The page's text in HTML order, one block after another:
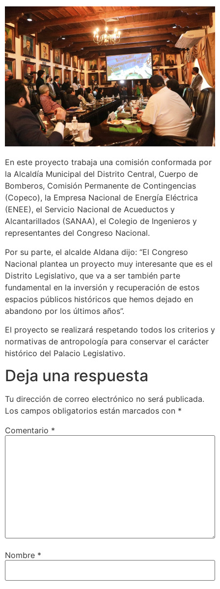
En este proyecto trabaja una comisión conformada por
la Alcaldía Municipal del Distrito Central, Cuerpo de
Bomberos, Comisión Permanente de Contingencias
(Copeco), la Empresa Nacional de Energía Eléctrica
(ENEE), el Servicio Nacional de Acueductos y
Alcantarillados (SANAA), el Colegio de Ingenieros y
representantes del Congreso Nacional.
Por su parte, el alcalde Aldana dijo: “El Congreso
Nacional plantea un proyecto muy interesante que es el
Distrito Legislativo, que va a ser también parte
fundamental en la inversión y recuperación de estos
espacios públicos históricos que hemos dejado en
abandono por los últimos años”.
El proyecto se realizará respetando todos los criterios y
normativas de antropología para conservar el carácter
histórico del Palacio Legislativo.
Deja una respuesta
Tu dirección de correo electrónico no será publicada.
Los campos obligatorios están marcados con *
Comentario *
Nombre *